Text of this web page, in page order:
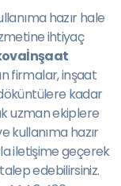
hazır hale
ihtiyaç
firmalar, inşaat
kadar
uzman ekiplere
kullanıma hazır
iletişime geçerek
edebilirsiniz.